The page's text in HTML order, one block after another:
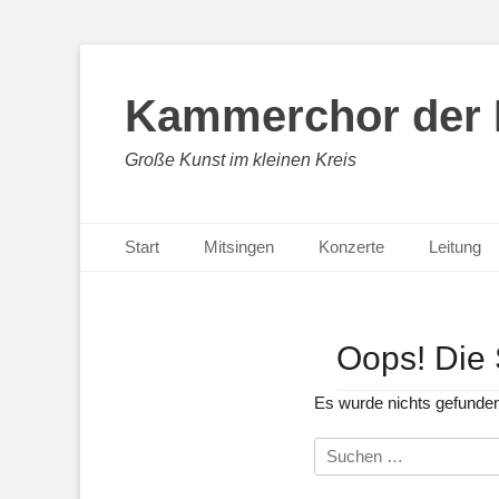
Kammerchor
Große Kunst im kleinen Kreis
Primäres Menü
Inhalt
Start Mitsingen Konzerte Leitung
Oops! Die
Es wurde nichts
Suche
nach: